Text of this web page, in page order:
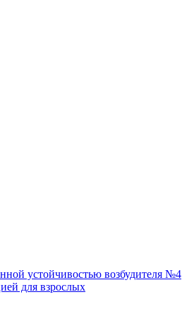
устойчивостью возбудителя №4
для взрослых